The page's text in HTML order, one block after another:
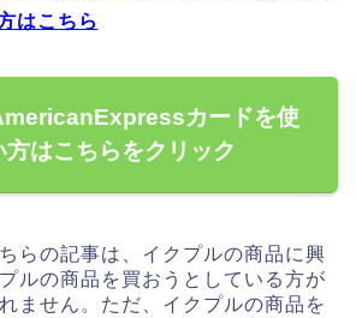
はこちら
カードを使
方はこちらをクリック
らの記事は、イクプルの商品に興
ルの商品を買おうとしている方が
ません。ただ、イクプルの商品を